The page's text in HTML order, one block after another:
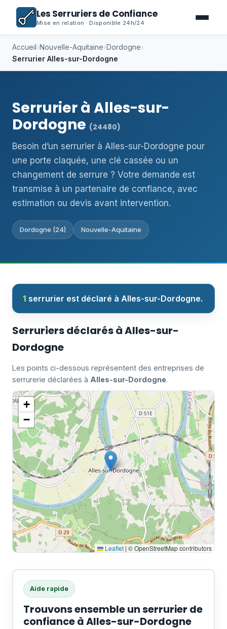
Les Serruriers de Confiance
Mise en relation · Disponible 24h/24
Accueil›Nouvelle-Aquitaine›Dordogne›
Serrurier Alles-sur-Dordogne
Serrurier à Alles-sur-
Dordogne (24480)
Besoin d’un serrurier à Alles-sur-Dordogne pour
une porte claquée, une clé cassée ou un
changement de serrure ? Votre demande est
transmise à un partenaire de confiance, avec
estimation ou devis avant intervention.
Dordogne (24) Nouvelle-Aquitaine
1 serrurier est déclaré à Alles-sur-Dordogne.
Serruriers déclarés à Alles-sur-
Dordogne
Les points ci-dessous représentent des entreprises de
serrurerie déclarées à Alles-sur-Dordogne.
+
−
Leaflet | © OpenStreetMap contributors
Aide rapide
Trouvons ensemble un serrurier de
confiance à Alles-sur-Dordogne